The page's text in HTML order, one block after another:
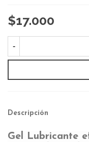
$17.000
-
Descripción
Gel Lubricante